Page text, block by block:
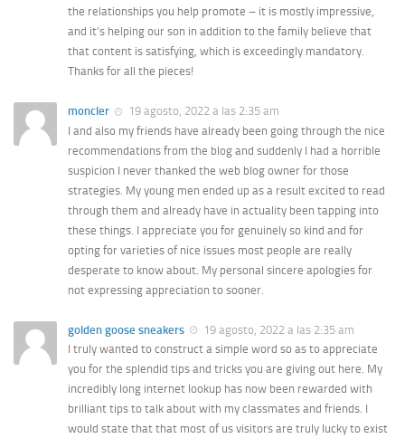
the relationships you help promote – it is mostly impressive,
and it’s helping our son in addition to the family believe that
that content is satisfying, which is exceedingly mandatory.
Thanks for all the pieces!
moncler
19 agosto, 2022 a las 2:35 am
I and also my friends have already been going through the nice
recommendations from the blog and suddenly I had a horrible
suspicion I never thanked the web blog owner for those
strategies. My young men ended up as a result excited to read
through them and already have in actuality been tapping into
these things. I appreciate you for genuinely so kind and for
opting for varieties of nice issues most people are really
desperate to know about. My personal sincere apologies for
not expressing appreciation to sooner.
golden goose sneakers
19 agosto, 2022 a las 2:35 am
I truly wanted to construct a simple word so as to appreciate
you for the splendid tips and tricks you are giving out here. My
incredibly long internet lookup has now been rewarded with
brilliant tips to talk about with my classmates and friends. I
would state that that most of us visitors are truly lucky to exist